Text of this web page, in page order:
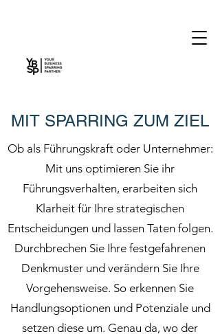
MIT SPARRING ZUM ZIEL
Ob als Führungskraft oder Unternehmer:
Mit uns optimieren Sie ihr
Führungsverhalten, erarbeiten sich
Klarheit für Ihre strategischen
Entscheidungen und lassen Taten folgen.
Durchbrechen Sie Ihre festgefahrenen
Denkmuster und verändern Sie Ihre
Vorgehensweise. So erkennen Sie
Handlungsoptionen und Potenziale und
setzen diese um. Genau da, wo der